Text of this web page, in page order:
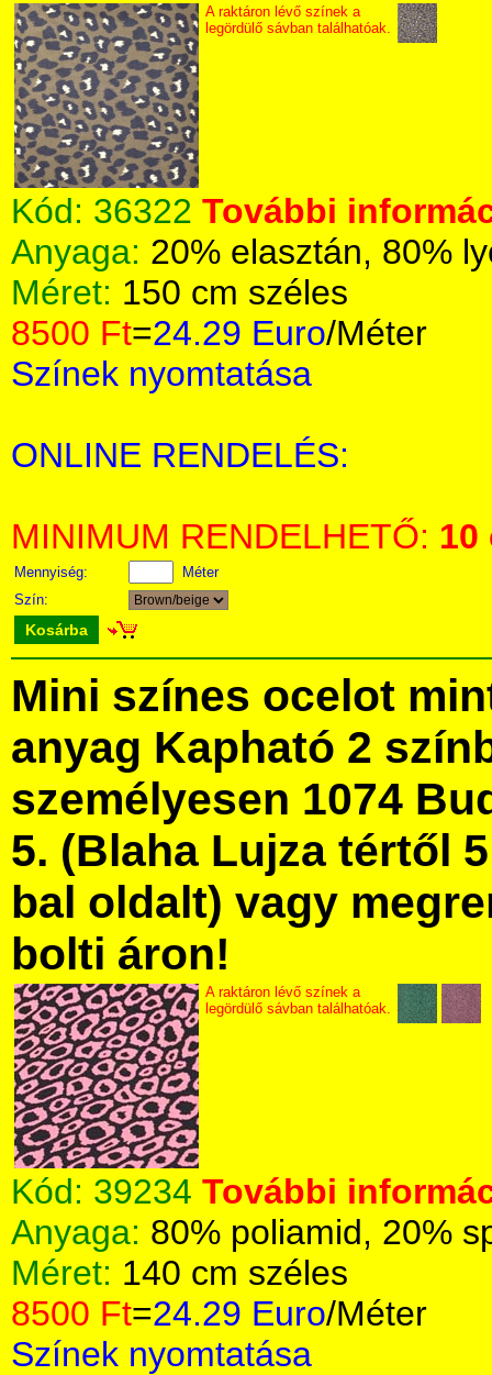
A raktáron lévő színek a
legördülő sávban találhatóak.
Kód: 36322 További
Anyaga: 20% elasztán, 80%
Méret: 150 cm széles
8500 Ft=24.29 Euro/Méter
Színek nyomtatása
ONLINE RENDELÉS:
MINIMUM RENDELHETŐ: 10
Mennyiség:
Méter
Szín:
Kosárba
Mini színes ocelot
anyag Kapható 2
személyesen 1074
5. (Blaha Lujza tértől
bal oldalt) vagy
bolti áron!
A raktáron lévő színek a
legördülő sávban találhatóak.
Kód: 39234 További
Anyaga: 80% poliamid, 20%
Méret: 140 cm széles
8500 Ft=24.29 Euro/Méter
Színek nyomtatása